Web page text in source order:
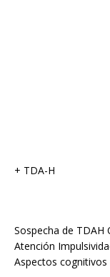
+ TDA-H
Sospecha de TDAH
Atención
Aspectos cognitivos